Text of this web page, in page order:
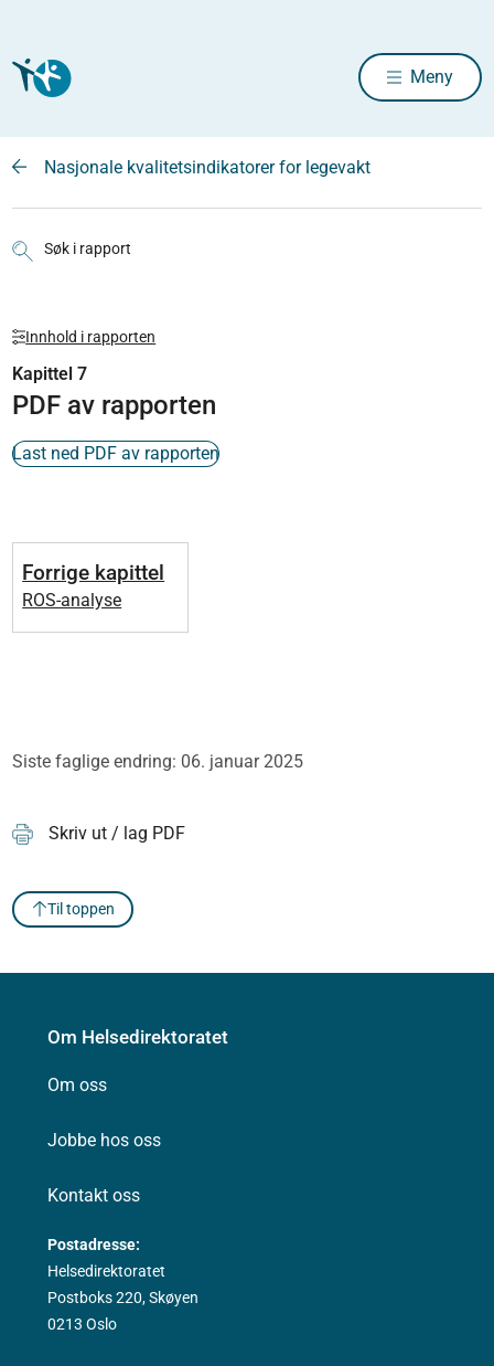
Meny
Nasjonale kvalitetsindikatorer for legevakt
Søk i rapport
Innhold i rapporten
Kapittel 7
PDF av rapporten
Last ned PDF av rapporten
Forrige kapittel
ROS-analyse
Siste faglige endring: 06. januar 2025
Skriv ut / lag PDF
Til toppen
Om Helsedirektoratet
Om oss
Jobbe hos oss
Kontakt oss
Postadresse:
Helsedirektoratet
Postboks 220, Skøyen
0213 Oslo